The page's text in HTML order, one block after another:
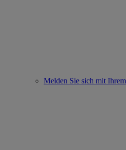
Melden Sie sich mit